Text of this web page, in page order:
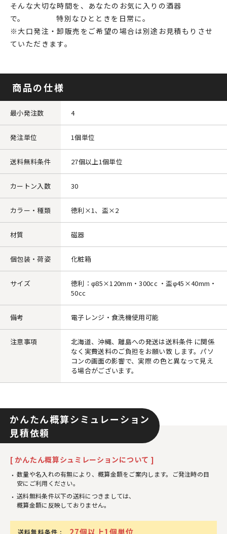
そんな大切な時間を、あなたのお気に入りの酒器
で。 特別なひとときを日常に。
※大口発注・卸販売をご希望の場合は別途お見積もりさせ
ていただきます。
商品の仕様
最小発注数 4
発注単位 1個単位
送料無料条件 27個以上1個単位
カートン入数 30
カラー・種類 徳利×1、盃×2
材質 磁器
個包装・荷姿 化粧箱
サイズ
徳利：φ85×120mm・300cc ・盃φ45×40mm・
50cc
備考 電子レンジ・食洗機使用可能
注意事項
北海道、沖縄、離島への発送は送料条件 に関係
なく実費送料のご負担をお願い致 します。パソ
コンの画面の影響で、実際 の色と異なって見え
る場合がございます。
かんたん概算シミュレーション
見積依頼
[ かんたん概算シュミレーションについて ]
数量や名入れの有無により、概算金額をご案内します。ご発注時の目
安にご利用ください。
送料無料条件以下の送料につきましては、
概算金額に反映しておりません。
送料無料条件 : 27個以上1個単位